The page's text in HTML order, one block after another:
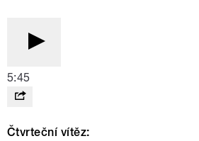
5:45
Čtvrteční vítěz: